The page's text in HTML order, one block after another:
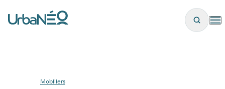
Mobiliers